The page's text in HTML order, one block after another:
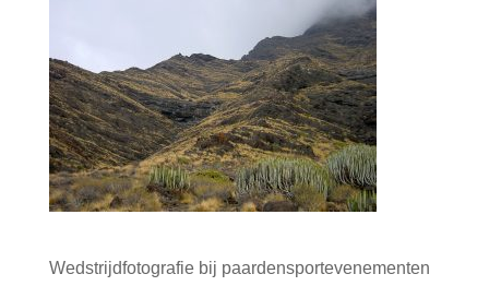
Wedstrijdfotografie bij paardensportevenementen